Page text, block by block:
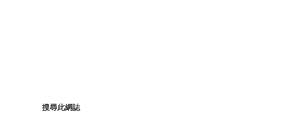
搜尋此網誌